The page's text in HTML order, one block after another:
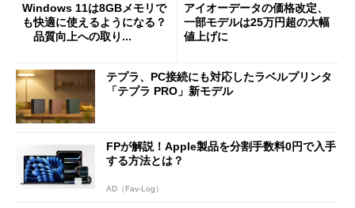
Windows 11は8GBメモリで
も快適に使えるようになる？
品質向上への取り...
アイオーデータの価格改定、
一部モデルは25万円超の大幅
値上げに
テプラ、PC接続にも対応したラベルプリンタ
「テプラ PRO」新モデル
FPが解説！Apple製品を分割手数料0円で入手
する方法とは？
AD（Fav-Log）